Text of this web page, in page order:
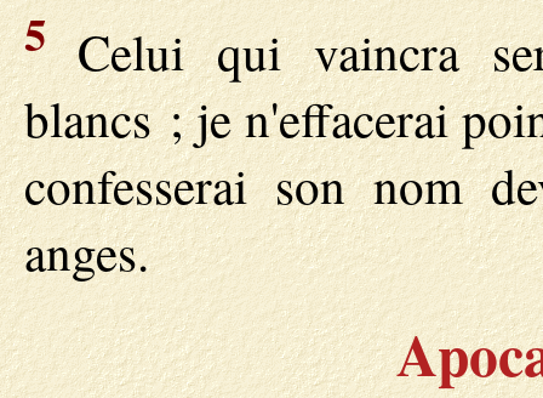
5Celui qui vaincra
blancs ; je n'effacerai
confesserai son nom
anges.